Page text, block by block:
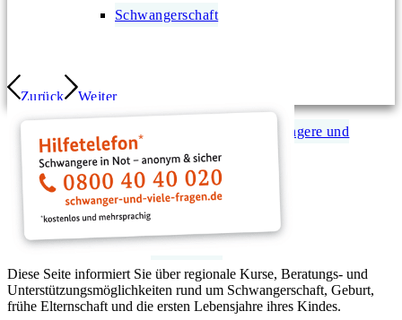
Schwangerschaft
Ausstattung für Schwangere und
Zurück Weiter
Diese Seite informiert Sie über regionale Kurse, Beratungs- und
Unterstützungs­möglich­keiten rund um Schwangerschaft, Geburt,
frühe Elternschaft und die ersten Lebensjahre ihres Kindes.